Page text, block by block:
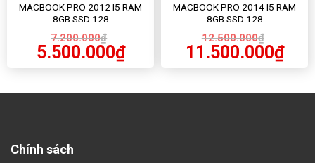
MACBOOK PRO 2012 I5 RAM
8GB SSD 128
7.200.000₫
5.500.000₫
MACBOOK PRO 2014 I5 RAM
8GB SSD 128
12.500.000₫
11.500.000₫
Chính sách